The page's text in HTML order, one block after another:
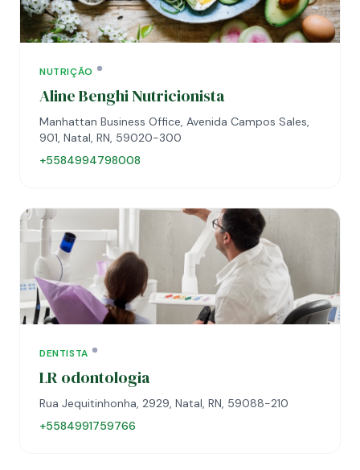
NUTRIÇÃO
Aline Benghi Nutricionista
Manhattan Business Office, Avenida Campos Sales,
901, Natal, RN, 59020-300
+5584994798008
DENTISTA
LR odontologia
Rua Jequitinhonha, 2929, Natal, RN, 59088-210
+5584991759766